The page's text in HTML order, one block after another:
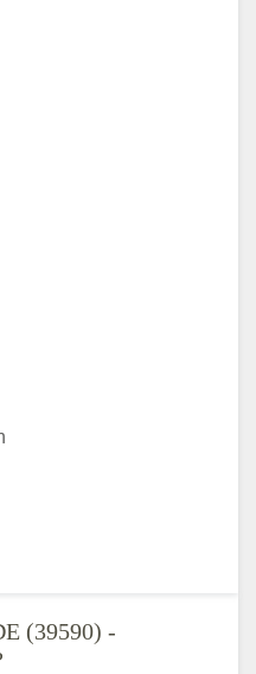
(39590) -